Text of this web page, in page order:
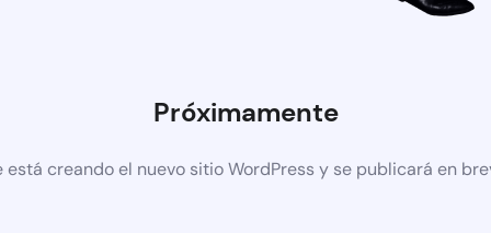
Próximamente
está creando el nuevo sitio WordPress y se publicará en